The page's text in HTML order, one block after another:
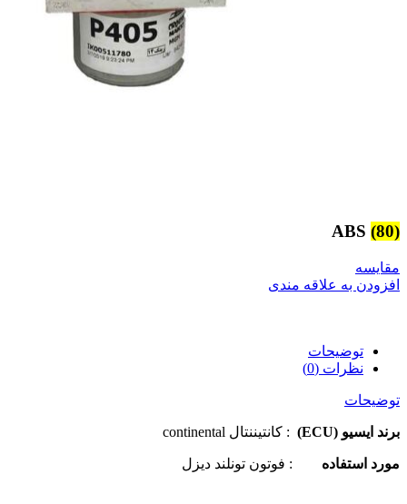
ABS (80)
مقایسه
افزودن به علاقه مندی
توضیحات
نظرات (0)
توضیحات
برند ایسیو (ECU) : کانتیننتال continental
مورد استفاده : فوتون تونلند دیزل